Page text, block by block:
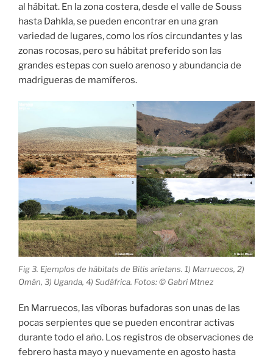
al hábitat. En la zona costera, desde el valle de Souss
hasta Dahkla, se pueden encontrar en una gran
variedad de lugares, como los ríos circundantes y las
zonas rocosas, pero su hábitat preferido son las
grandes estepas con suelo arenoso y abundancia de
madrigueras de mamíferos.
Fig 3. Ejemplos de hábitats de Bitis arietans. 1) Marruecos, 2)
Omán, 3) Uganda, 4) Sudáfrica. Fotos: © Gabri Mtnez
En Marruecos, las víboras bufadoras son unas de las
pocas serpientes que se pueden encontrar activas
durante todo el año. Los registros de observaciones de
febrero hasta mayo y nuevamente en agosto hasta